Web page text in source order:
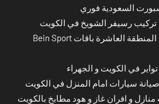
السعودية فوري
رسيفر الشويخ في الكويت
اشتراك بي ان سبورت المنطقة العاشرة باقات Bein Sport
في الكويت و الجهراء
سيارات امام المنزل في الكويت
و افران غاز و هود مطابخ بالكويت